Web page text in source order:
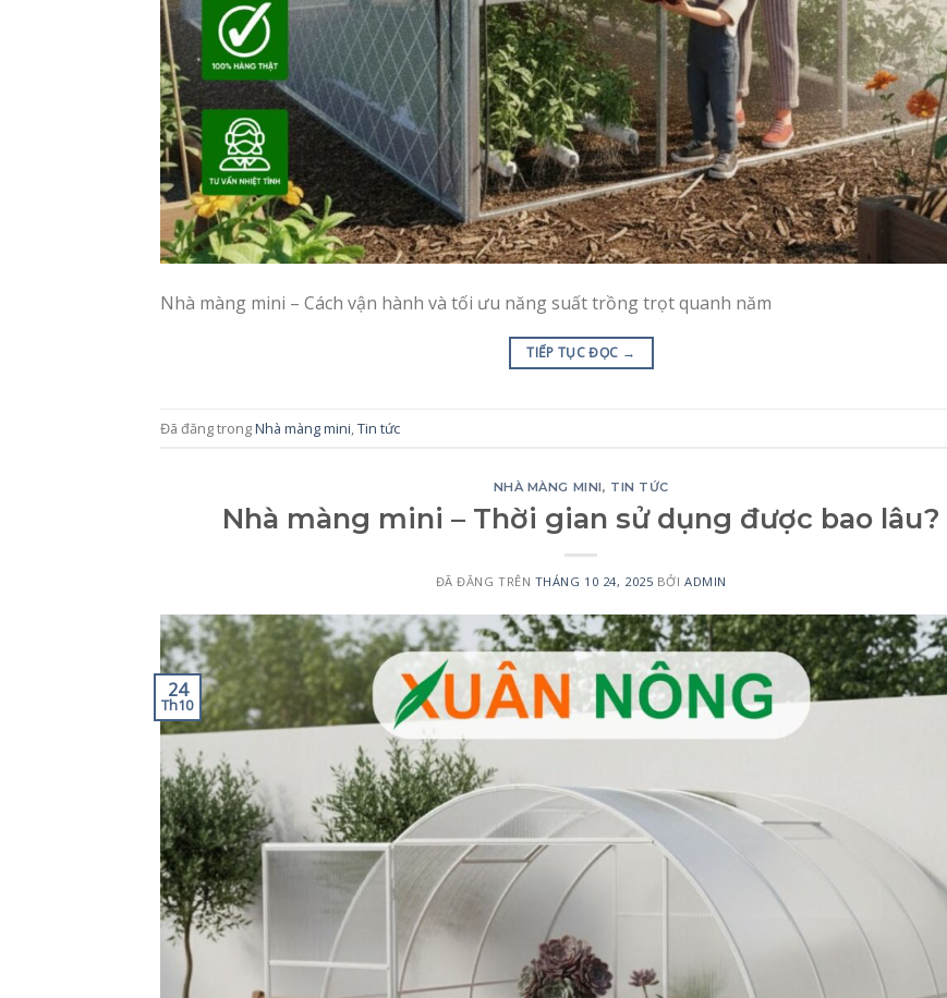
Nhà màng mini – Cách vận hành và tối ưu năng suất trồng trọt quanh năm
TIẾP TỤC ĐỌC →
Đã đăng trongNhà màng mini,Tin tức
NHÀ MÀNG MINI, TIN TỨC
Nhà màng mini – Thời gian sử dụng được bao lâu?
ĐÃ ĐĂNG TRÊN THÁNG 10 24, 2025 BỞIADMIN
24
Th10